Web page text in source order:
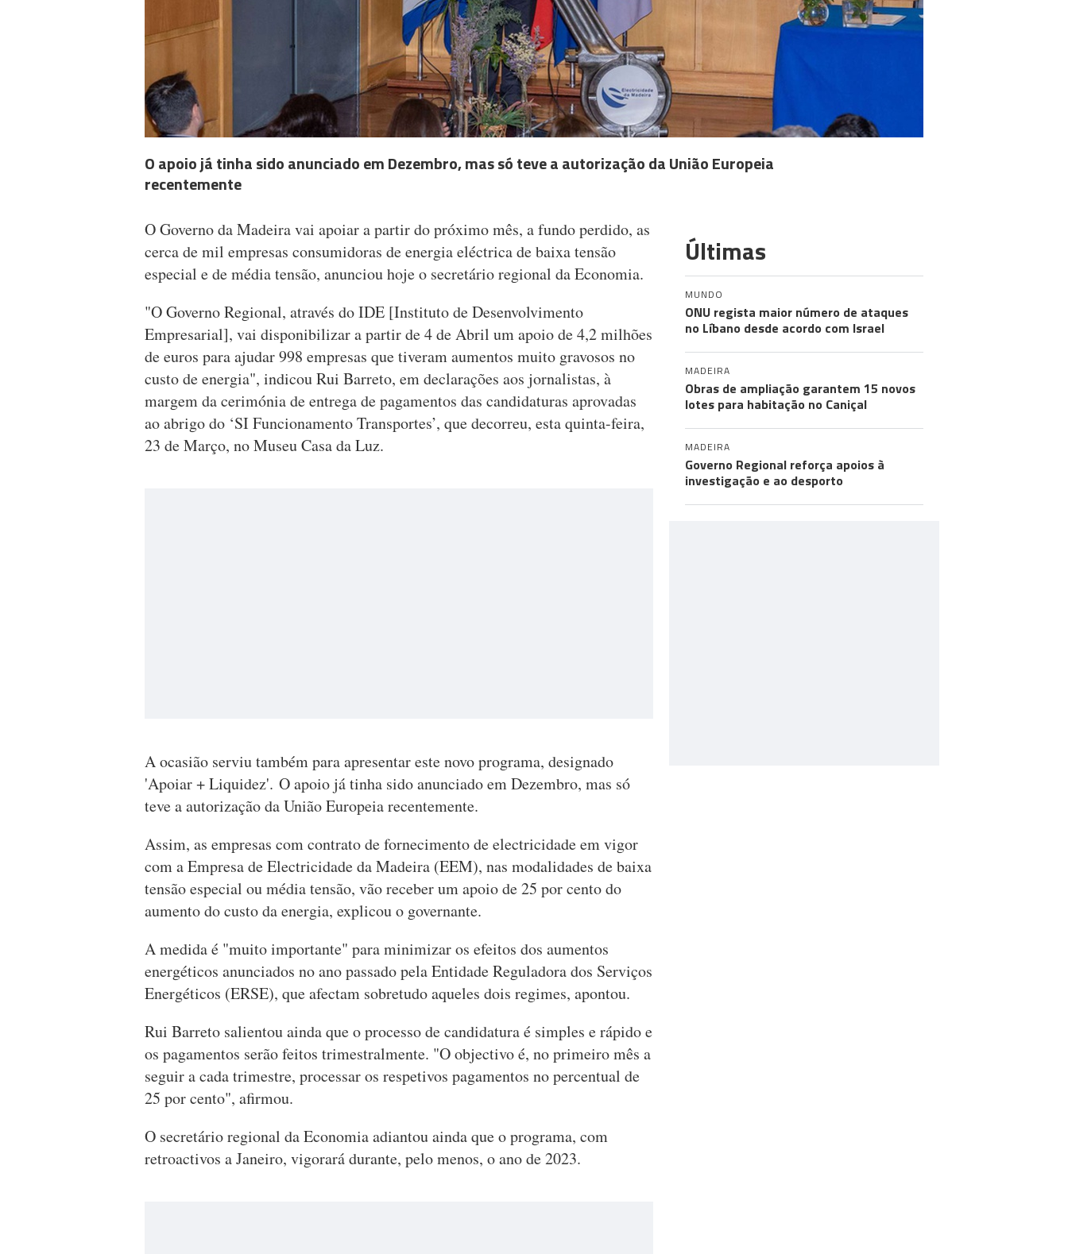
O apoio já tinha sido anunciado em Dezembro, mas só teve a autorização da União Europeia
recentemente
O Governo da Madeira vai apoiar a partir do próximo mês, a fundo perdido, as
cerca de mil empresas consumidoras de energia eléctrica de baixa tensão
especial e de média tensão, anunciou hoje o secretário regional da Economia.
"O Governo Regional, através do IDE [Instituto de Desenvolvimento
Empresarial], vai disponibilizar a partir de 4 de Abril um apoio de 4,2 milhões
de euros para ajudar 998 empresas que tiveram aumentos muito gravosos no
custo de energia", indicou Rui Barreto, em declarações aos jornalistas, à
margem da cerimónia de entrega de pagamentos das candidaturas aprovadas
ao abrigo do ‘SI Funcionamento Transportes’, que decorreu, esta quinta-feira,
23 de Março, no Museu Casa da Luz.
A ocasião serviu também para apresentar este novo programa, designado
'Apoiar + Liquidez'. O apoio já tinha sido anunciado em Dezembro, mas só
teve a autorização da União Europeia recentemente.
Assim, as empresas com contrato de fornecimento de electricidade em vigor
com a Empresa de Electricidade da Madeira (EEM), nas modalidades de baixa
tensão especial ou média tensão, vão receber um apoio de 25 por cento do
aumento do custo da energia, explicou o governante.
A medida é "muito importante" para minimizar os efeitos dos aumentos
energéticos anunciados no ano passado pela Entidade Reguladora dos Serviços
Energéticos (ERSE), que afectam sobretudo aqueles dois regimes, apontou.
Rui Barreto salientou ainda que o processo de candidatura é simples e rápido e
os pagamentos serão feitos trimestralmente. "O objectivo é, no primeiro mês a
seguir a cada trimestre, processar os respetivos pagamentos no percentual de
25 por cento", afirmou.
O secretário regional da Economia adiantou ainda que o programa, com
retroactivos a Janeiro, vigorará durante, pelo menos, o ano de 2023.
Últimas
MUNDO
ONU regista maior número de ataques
no Líbano desde acordo com Israel
MADEIRA
Obras de ampliação garantem 15 novos
lotes para habitação no Caniçal
MADEIRA
Governo Regional reforça apoios à
investigação e ao desporto